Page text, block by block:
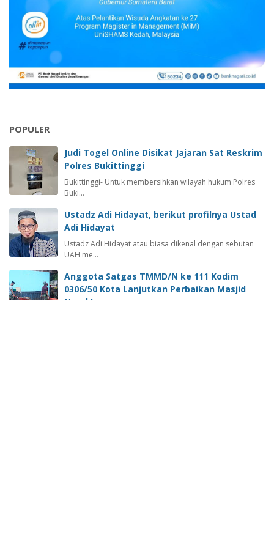
L
U
T
P
T
E
H
N
I
POPULER
Judi Togel Online Disikat Jajaran Sat Reskrim
Polres Bukittinggi
Bukittinggi- Untuk membersihkan wilayah hukum Polres
Buki…
Ustadz Adi Hidayat, berikut profilnya Ustad
Adi Hidayat
Ustadz Adi Hidayat atau biasa dikenal dengan sebutan
UAH me…
Anggota Satgas TMMD/N ke 111 Kodim
0306/50 Kota Lanjutkan Perbaikan Masjid
Nurul Iman